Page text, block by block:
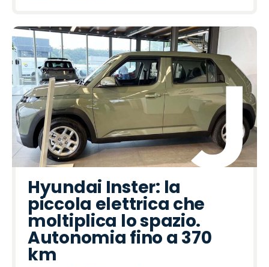
Hyundai Inster: la
piccola elettrica che
moltiplica lo spazio.
Autonomia fino a 370
km